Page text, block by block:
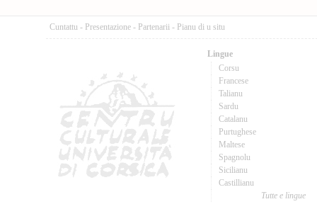
Cuntattu - Presentazione - Partenarii - Pianu di u situ
Lingue
Corsu
Francese
Talianu
Sardu
Catalanu
Purtughese
Maltese
Spagnolu
Sicilianu
Castillianu
Tutte e lingue